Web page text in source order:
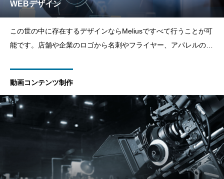
WEBデザイン
この世の中に存在するデザインならMeliusですべて行うことが可
能です。店舗や企業のロゴから名刺やフライヤー、アパレルのデ
動画コンテンツ制作